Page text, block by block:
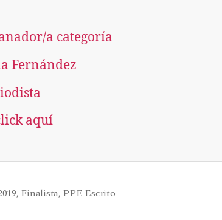
a categoría
Fernández
aquí
, Finalista, PPE Escrito